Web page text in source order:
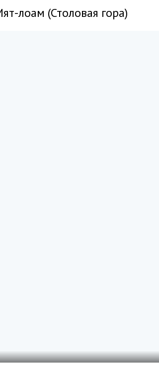
лоам (Столовая гора)